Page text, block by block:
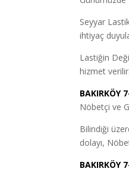
Seyyar
ihtiyaç
Lastiğin
hizmet
BAKIRKÖY
Nöbetçi ve
Bilindiği
dolayı,
BAKIRKÖY